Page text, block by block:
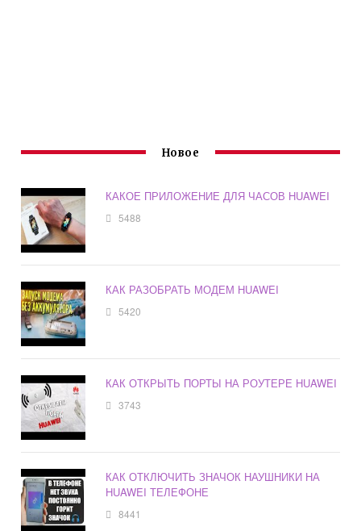
Новое
КАКОЕ ПРИЛОЖЕНИЕ ДЛЯ ЧАСОВ HUAWEI
5488
КАК РАЗОБРАТЬ МОДЕМ HUAWEI
5420
КАК ОТКРЫТЬ ПОРТЫ НА РОУТЕРЕ HUAWEI
3743
КАК ОТКЛЮЧИТЬ ЗНАЧОК НАУШНИКИ НА
HUAWEI ТЕЛЕФОНЕ
8441